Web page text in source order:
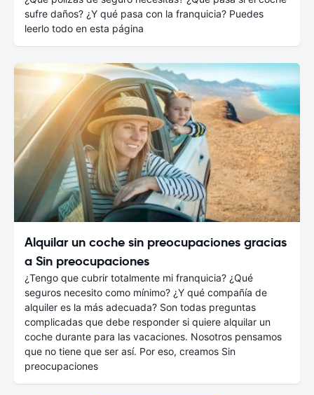
sufre daños? ¿Y qué pasa con la franquicia? Puedes
leerlo todo en esta página
Alquilar un coche sin preocupaciones gracias
a Sin preocupaciones
¿Tengo que cubrir totalmente mi franquicia? ¿Qué
seguros necesito como mínimo? ¿Y qué compañía de
alquiler es la más adecuada? Son todas preguntas
complicadas que debe responder si quiere alquilar un
coche durante para las vacaciones. Nosotros pensamos
que no tiene que ser así. Por eso, creamos Sin
preocupaciones